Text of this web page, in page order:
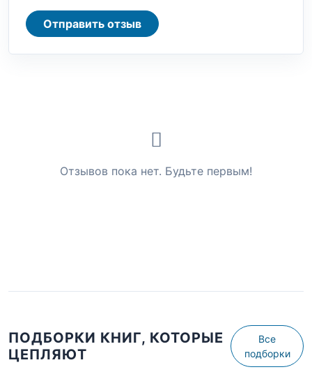
Отправить отзыв
Отзывов пока нет. Будьте первым!
ПОДБОРКИ КНИГ, КОТОРЫЕ
ЦЕПЛЯЮТ
Все
подборки